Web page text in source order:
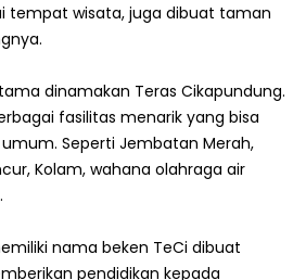
tempat wisata, juga dibuat taman
dinamakan Teras Cikapundung.
fasilitas menarik yang bisa
Seperti Jembatan Merah,
Kolam, wahana olahraga air
nama beken TeCi dibuat
pendidikan kepada